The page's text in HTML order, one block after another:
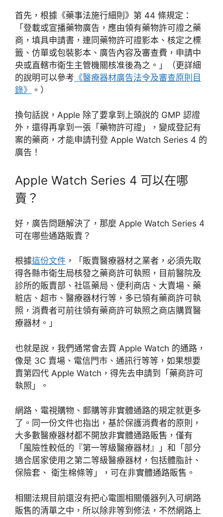
首先，根據《藥事法施行細則》第 44 條規定：
「登載或宣播藥物廣告，應由領有藥物許可證之藥
商，填具申請書，連同藥物許可證影本、核定之標
籤、仿單或包裝影本、廣告內容及審查費，申請中
央或直轄市衛生主管機關核准後為之。」（更詳細
的說明可以參考 《醫療器材廣告法令及審查原則目
錄》
。）
換句話說，Apple 除了要拿到上頭說的 GMP 認證
外，還得再拿到一張「藥物許可證」，變成登記有
案的藥商，才能申請刊登 Apple Watch Series 4 的
廣告！
Apple Watch Series 4 可以在哪
賣？
好，廣告問題解決了，那麼 Apple Watch Series 4
可在哪些通路販賣？
根據這份文件 ，「販賣醫療器材之業者，必須先取
得各縣市衛生局核發之藥商許可執照，目前醫院及
診所的販賣部、社區藥局、便利商店、大賣場、藥
粧店、超市、醫療器材行等，多已領有藥商許可執
照，消費者可前往領有藥商許可執照之商店購買醫
療器材。」
也就是說，我們通常會去買 Apple Watch 的通路，
像是 3C 賣場、電信門市、通訊行等等，如果想要
賣第四代 Apple Watch，得先去申請到「藥商許可
執照」。
網路、電視購物、郵購等非實體通路的規定就更多
了。同一份文件也指出，基於保護消費者的原則，
大多數醫療器材都不開放非實體通路販售，僅有
「風險性較低的『第一等級醫療器材』」和「部分
適合居家使用之第二等級醫療器材，包括體脂計、
保險套、 衛生棉條等」，可在非實體通路販售。
相關法規目前還沒有把心電圖相關儀器列入可網路
販售的清單之中，所以除非等到修法，不然網路上